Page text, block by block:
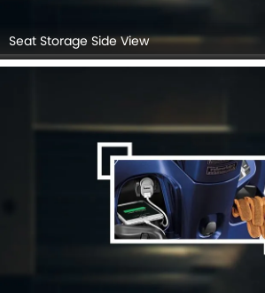
Seat Storage Side View